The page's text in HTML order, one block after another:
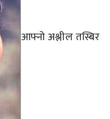
आफ्नो अश्लील तस्बिर